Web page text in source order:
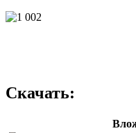
Скачать: